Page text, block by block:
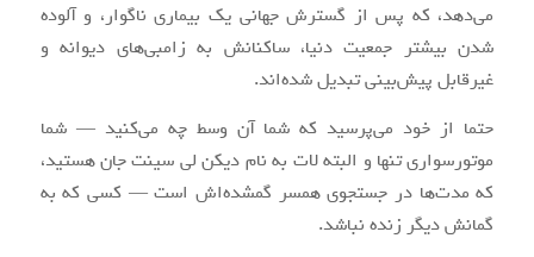
می‌دهد، که پس از گسترش جهانی یک بیماری ناگوار، و آلوده
شدن بیشتر جمعیت دنیا، ساکنانش به زامبی‌های دیوانه و
غیرقابل پیش‌بینی تبدیل شده‌اند.
حتما از خود می‌پرسید که شما آن وسط چه می‌کنید — شما
موتور‌سواری تنها و البته لات به نام دیکن لی سینت جان هستید،
که مدت‌ها در جستجوی همسر گمشده‌اش است — کسی که به
گمانش دیگر زنده نباشد.